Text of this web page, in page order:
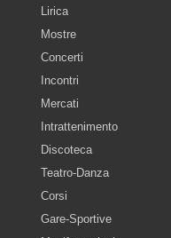
Lirica
Mostre
Concerti
Incontri
Mercati
Intrattenimento
Discoteca
Teatro-Danza
Corsi
Gare-Sportive